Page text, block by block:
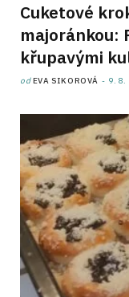
Cuketové
majoránkou:
křupavými
odEVA SIKOROVÁ 9. 8.